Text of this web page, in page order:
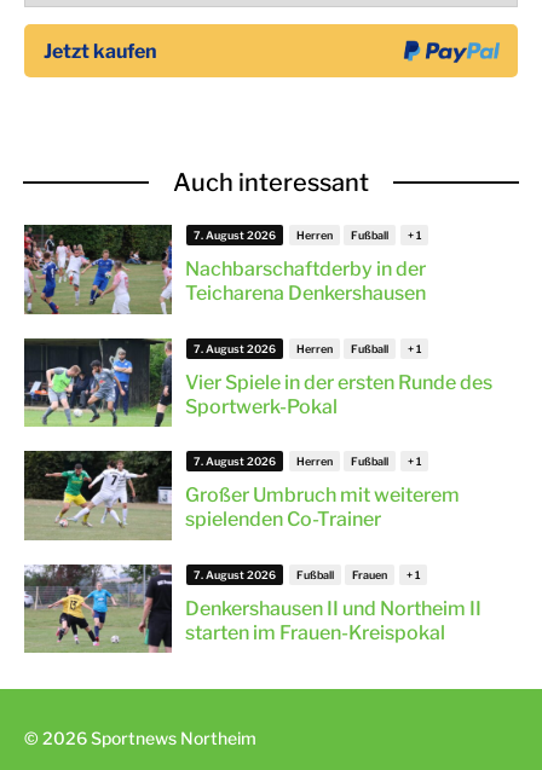
Auch interessant
Nachbarschaftderby in der
Teicharena Denkershausen
7. August 2026 Herren Fußball
Vier Spiele in der ersten Runde des
Sportwerk-Pokal
7. August 2026 Herren Fußball
Großer Umbruch mit weiterem
spielenden Co-Trainer
7. August 2026 Herren Fußball
Denkershausen II und Northeim II
starten im Frauen-Kreispokal
7. August 2026 Fußball Frauen
© 2026 Sportnews Northeim